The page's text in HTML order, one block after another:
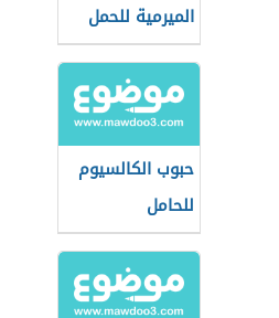
الميرمية للحمل
حبوب الكالسيوم
للحامل